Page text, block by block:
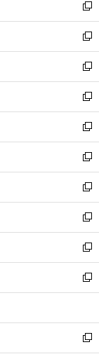
く
で
開
く
い
ウ
ィ
ン
ド
ウ
で
開
く
新
し
い
ウ
ィ
ン
ド
ウ
で
開
く
新
し
い
ウ
ィ
ン
ド
ウ
で
開
く
新
し
い
ウ
ィ
ン
ド
ウ
で
開
く
新
し
い
ウ
ィ
ン
ド
ウ
で
開
く
新
し
い
ウ
ィ
ン
ド
ウ
で
開
く
新
し
い
ウ
ィ
ン
ド
ウ
で
開
新
し
い
ウ
ィ
ン
ド
ウ
開
く
新
し
い
ウ
ィ
ン
ウ
で
新
し
い
ウ
ン
ド
新
し
ウ
ィ
新